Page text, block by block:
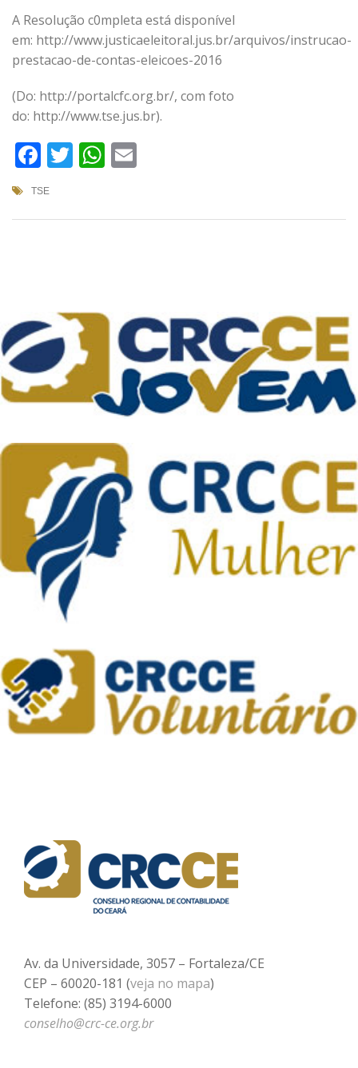
A Resolução c0mpleta está disponível
em: http://www.justicaeleitoral.jus.br/arquivos/instrucao-
prestacao-de-contas-eleicoes-2016
(Do: http://portalcfc.org.br/, com foto
do: http://www.tse.jus.br).
Facebook
TwitterWhatsApp
TSE
Av. da Universidade, 3057 – Fortaleza/CE
CEP – 60020-181 (veja no mapa)
Telefone: (85) 3194-6000
conselho@crc-ce.org.br